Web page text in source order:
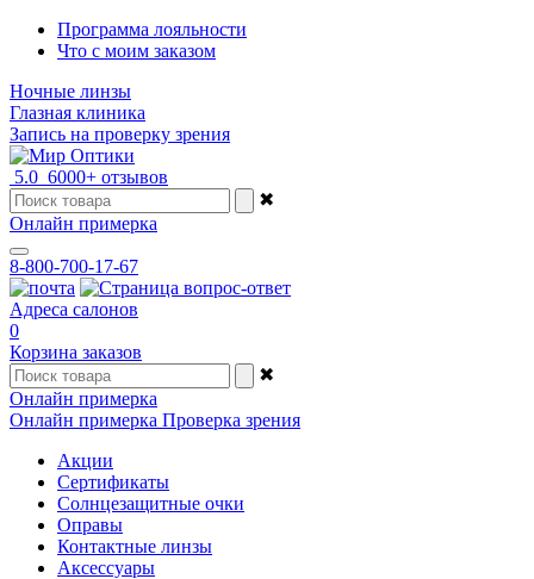
Программа лояльности
Что с моим заказом
Ночные линзы
Глазная клиника
Запись на проверку зрения
5.0 6000+ отзывов
✖
Онлайн примерка
8-800-700-17-67
Адреса салонов
0
Корзина заказов
✖
Онлайн примерка
Онлайн примерка Проверка зрения
Акции
Сертификаты
Солнцезащитные очки
Оправы
Контактные линзы
Аксессуары